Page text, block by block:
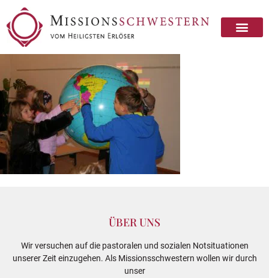
ÜBER UNS
Wir versuchen auf die pastoralen und sozialen Notsituationen
unserer Zeit einzugehen. Als Missionsschwestern wollen wir durch
unser